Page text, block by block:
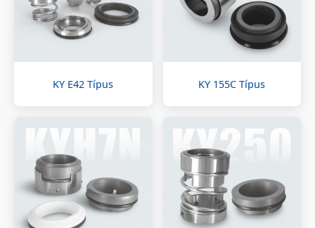
KY E42 Típus KY 155C Típus